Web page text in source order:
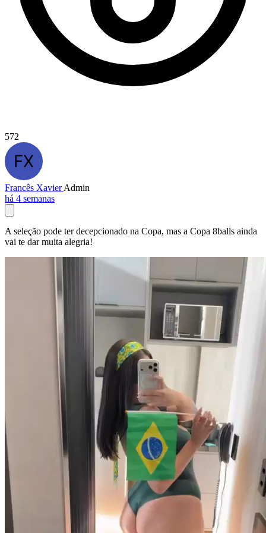
572
Francês XavierAdmin
há 4 semanas
A seleção pode ter decepcionado na Copa, mas a Copa 8balls ainda
vai te dar muita alegria!